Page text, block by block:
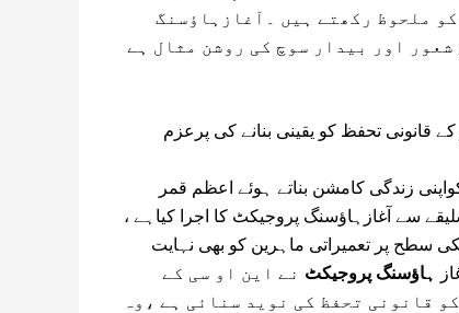
ملحوظ رکھتے ہیں ۔آغازہاﺅسنگ
اور بیدار سوچ کی روشن مثال ہے
قانونی تحفظ کو یقینی بنانے کی پرعزم
زندگی کامشن بناتے ہوئے اعظم قمر
سے آغازہاﺅسنگ پروجیکٹ کا اجرا کیاہے ،
سطح پر تعمیراتی ماہرین کو بھی نہایت
ہاﺅسنگ پروجیکٹ نے این او سی کے
قانونی تحفظ کی نوید سنائی ہے ،وہ